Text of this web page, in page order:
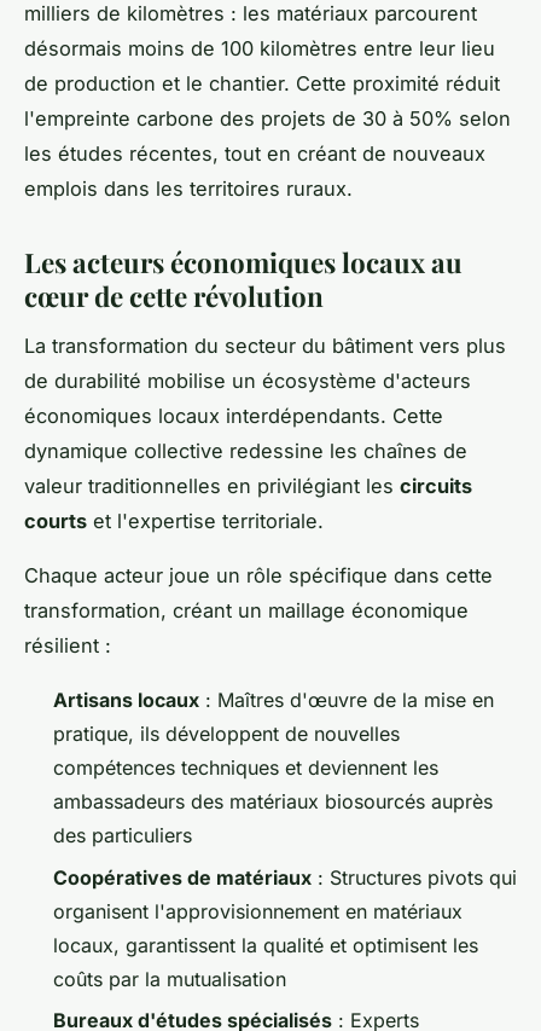
milliers de kilomètres : les matériaux parcourent
désormais moins de 100 kilomètres entre leur lieu
de production et le chantier. Cette proximité réduit
l'empreinte carbone des projets de 30 à 50% selon
les études récentes, tout en créant de nouveaux
emplois dans les territoires ruraux.
Les acteurs économiques locaux au
cœur de cette révolution
La transformation du secteur du bâtiment vers plus
de durabilité mobilise un écosystème d'acteurs
économiques locaux interdépendants. Cette
dynamique collective redessine les chaînes de
valeur traditionnelles en privilégiant les circuits
courts et l'expertise territoriale.
Chaque acteur joue un rôle spécifique dans cette
transformation, créant un maillage économique
résilient :
Artisans locaux : Maîtres d'œuvre de la mise en
pratique, ils développent de nouvelles
compétences techniques et deviennent les
ambassadeurs des matériaux biosourcés auprès
des particuliers
Coopératives de matériaux : Structures pivots qui
organisent l'approvisionnement en matériaux
locaux, garantissent la qualité et optimisent les
coûts par la mutualisation
Bureaux d'études spécialisés : Experts